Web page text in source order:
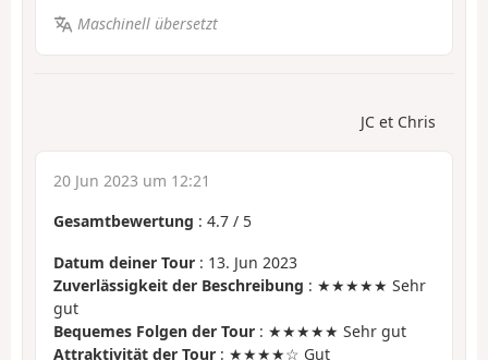
Maschinell übersetzt
JC et Chris
20 Jun 2023 um 12:21
Gesamtbewertung : 4.7 / 5
Datum deiner Tour : 13. Jun 2023
Zuverlässigkeit der Beschreibung : ★★★★★ Sehr
gut
Bequemes Folgen der Tour : ★★★★★ Sehr gut
Attraktivität der Tour : ★★★★☆ Gut